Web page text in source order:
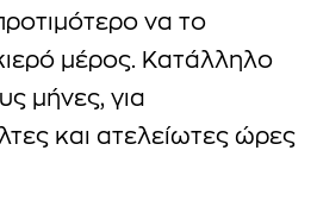
προτιμότερο να το
μέρος. Κατάλληλο
μήνες, για
και ατελείωτες ώρες